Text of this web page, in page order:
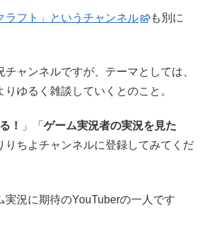
ラフト」というチャンネル
も別に
チャンネルですが、テーマとしては、
りゆるく雑談していくとのこと。
！ 」「 ゲーム実況者の実況を見た
りちよチャンネルに登録してみてくだ
実況に期待のYouTuberの一人です